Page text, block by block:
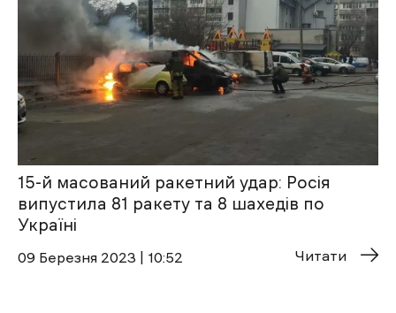
15-й масований ракетний удар: Росія
випустила 81 ракету та 8 шахедів по
Україні
09 Березня 2023 | 10:52 Читати